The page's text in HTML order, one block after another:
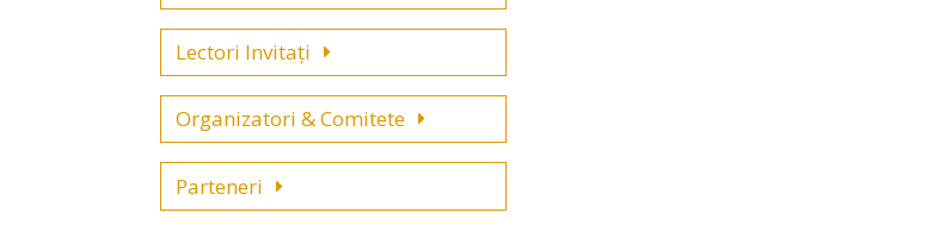
Lectori Invitați
Organizatori & Comitete
Parteneri